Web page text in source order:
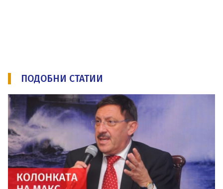
ПОДОБНИ СТАТИИ